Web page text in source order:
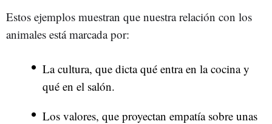
Estos ejemplos muestran que nuestra relación con los
animales está marcada por:
La cultura, que dicta qué entra en la cocina y
qué en el salón.
Los valores, que proyectan empatía sobre unas